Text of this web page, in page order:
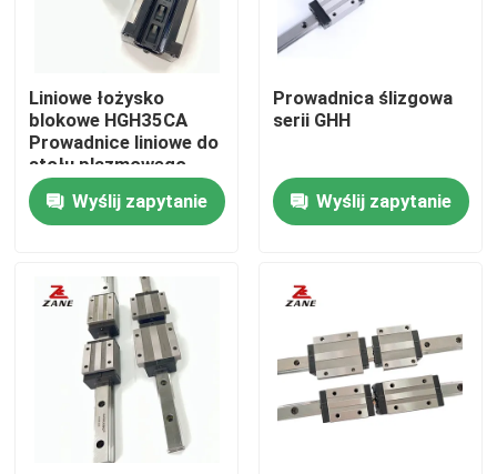
Dom
Produkty
Wycieczka po fabryce
Kontrola jakości
Skontaktuj się z nami
Liniowe łożysko
blokowe HGH35CA
Prowadnice liniowe do
stołu plazmowego
CNC
Wyślij zapytanie
Prowadnica ślizgowa
serii GHH
Wyślij zapytanie